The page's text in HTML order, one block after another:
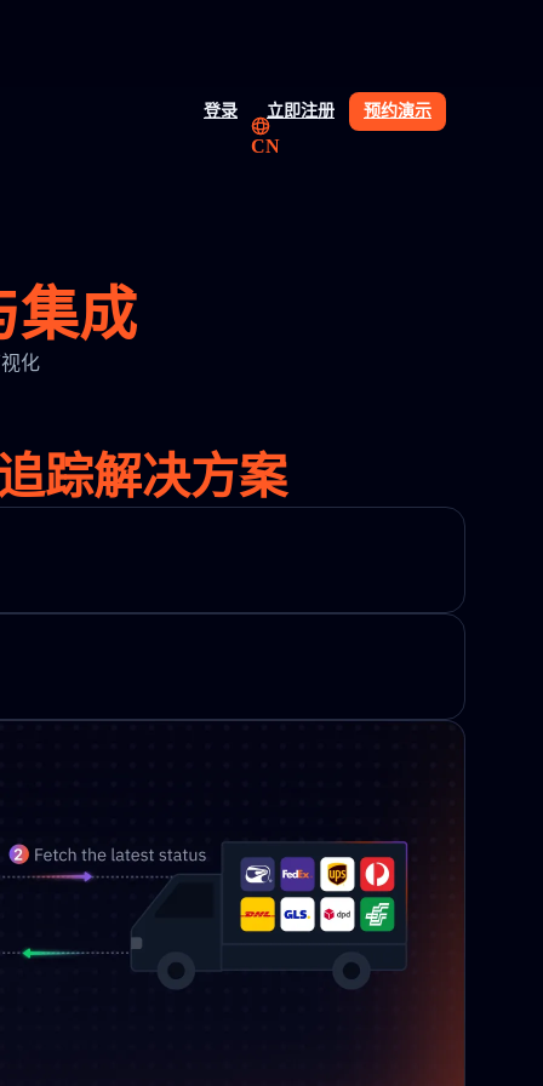
登录 立即注册 预约演示
CN
集成
化
踪解决方案